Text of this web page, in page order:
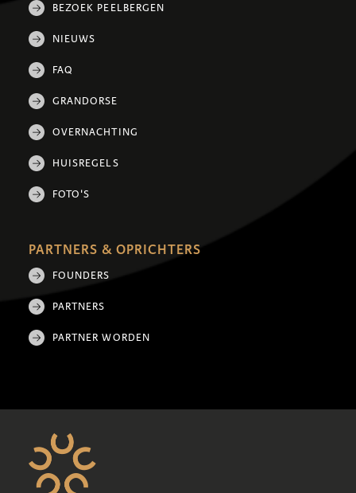
BEZOEK PEELBERGEN
NIEUWS
FAQ
GRANDORSE
OVERNACHTING
HUISREGELS
FOTO'S
PARTNERS & OPRICHTERS
FOUNDERS
PARTNERS
PARTNER WORDEN